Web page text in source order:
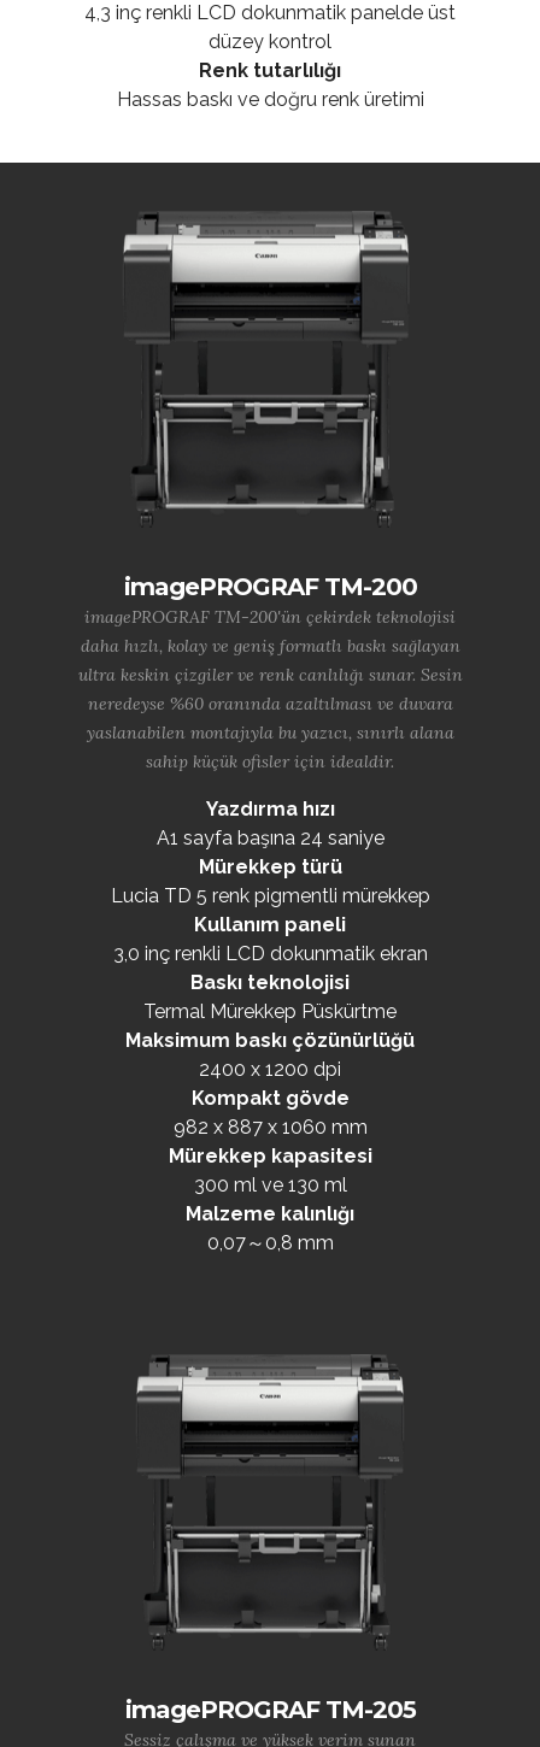
4,3 inç renkli LCD dokunmatik panelde üst
düzey kontrol
Renk tutarlılığı
Hassas baskı ve doğru renk üretimi
imagePROGRAF TM-200
imagePROGRAF TM-200'ün çekirdek teknolojisi
daha hızlı, kolay ve geniş formatlı baskı sağlayan
ultra keskin çizgiler ve renk canlılığı sunar. Sesin
neredeyse %60 oranında azaltılması ve duvara
yaslanabilen montajıyla bu yazıcı, sınırlı alana
sahip küçük ofisler için idealdir.
Yazdırma hızı
A1 sayfa başına 24 saniye
Mürekkep türü
Lucia TD 5 renk pigmentli mürekkep
Kullanım paneli
3,0 inç renkli LCD dokunmatik ekran
Baskı teknolojisi
Termal Mürekkep Püskürtme
Maksimum baskı çözünürlüğü
2400 x 1200 dpi
Kompakt gövde
982 x 887 x 1060 mm
Mürekkep kapasitesi
300 ml ve 130 ml
Malzeme kalınlığı
0,07～0,8 mm
imagePROGRAF TM-205
Sessiz çalışma ve yüksek verim sunan